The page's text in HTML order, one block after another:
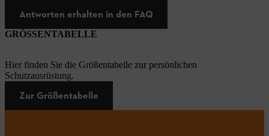
Antworten erhalten in den FAQ
GRÖSSENTABELLE
Hier finden Sie die Größentabelle zur persönlichen
Schutzausrüstung.
Zur Größentabelle